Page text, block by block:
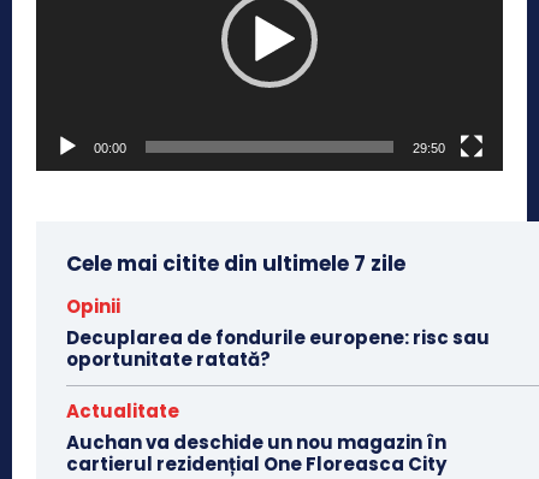
00:00 29:50
Cele mai citite din ultimele 7 zile
Opinii
Decuplarea de fondurile europene: risc sau
oportunitate ratată?
Actualitate
Auchan va deschide un nou magazin în
cartierul rezidențial One Floreasca City